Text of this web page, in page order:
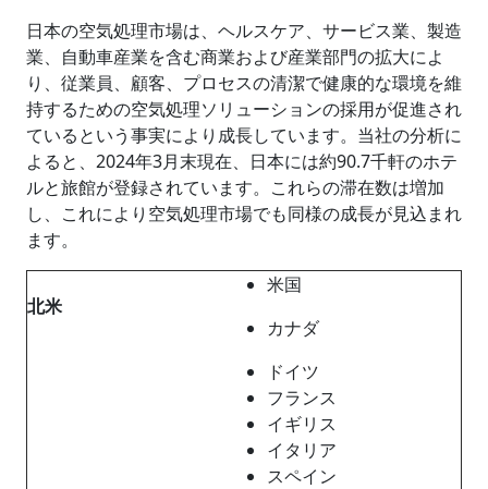
日本の空気処理市場は、ヘルスケア、サービス業、製造
業、自動車産業を含む商業および産業部門の拡大によ
り、従業員、顧客、プロセスの清潔で健康的な環境を維
持するための空気処理ソリューションの採用が促進され
ているという事実により成長しています。当社の分析に
よると、2024年3月末現在、日本には約90.7千軒のホテ
ルと旅館が登録されています。これらの滞在数は増加
し、これにより空気処理市場でも同様の成長が見込まれ
ます。
北米
米国
カナダ
ドイツ
フランス
イギリス
イタリア
スペイン